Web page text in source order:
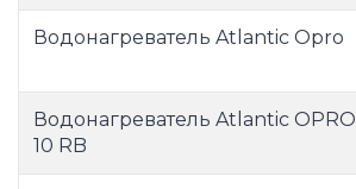
Водонагреватель Atlantic Opro
Водонагреватель Atlantic OPRO
10 RB